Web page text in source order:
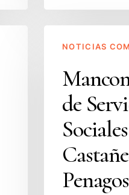
Sociales
Castañeda,
Santa
Cayón
NOTICIAS
de
Sociales